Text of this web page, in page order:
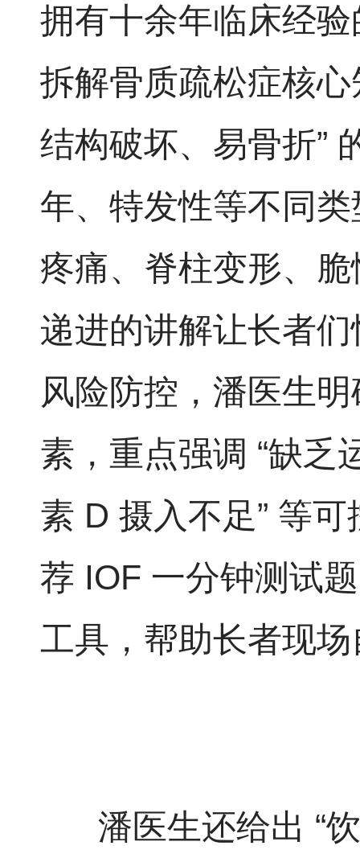
拥有十余年临床经
拆解骨质疏松症核
结构破坏、易骨折”
年、特发性等不同
疼痛、脊柱变形、
递进的讲解让长者
风险防控，潘医生
素，重点强调 “缺乏
素 D 摄入不足” 等
荐 IOF 一分钟测试
工具，帮助长者现
潘医生还给出 “饮